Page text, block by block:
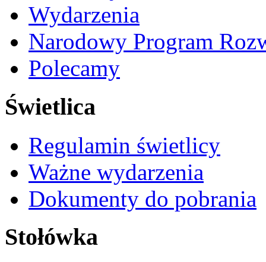
Wydarzenia
Narodowy Program
Polecamy
Świetlica
Regulamin świetlicy
Ważne wydarzenia
Dokumenty do pobrania
Stołówka